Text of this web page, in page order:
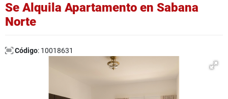
Se Alquila Apartamento en Sabana
Norte
Código: 10018631